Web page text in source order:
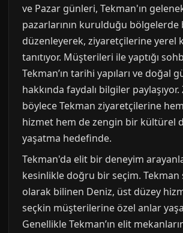
ve Pazar günleri, Tekman'ın
pazarlarının kurulduğu
düzenleyerek, ziyaretçilerine yerel
tanıtıyor. Müşterileri ile yaptığı
Tekman’ın tarihi yapıları ve doğal
hakkında faydalı bilgiler paylaşıyor.
böylece Tekman ziyaretçilerine
hizmet hem de zengin bir kültürel
yaşatma hedefinde.
Tekman'da elit bir deneyim
kesinlikle doğru bir seçim. Tekman
olarak bilinen Deniz, üst düzey
seçkin müşterilerine özel anlar
Genellikle Tekman’ın elit